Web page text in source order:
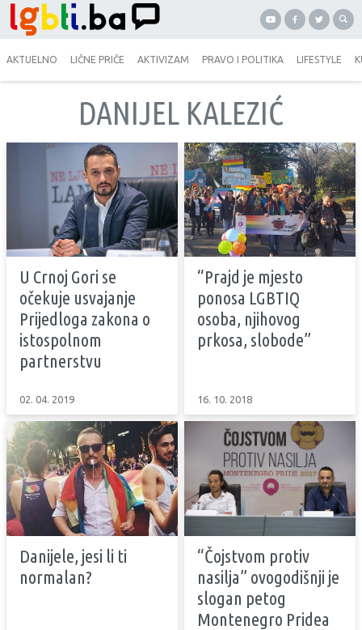
AKTUELNO LIČNE PRIČE AKTIVIZAM PRAVO I POLITIKA LIFESTYLE
DANIJEL KALEZIĆ
U Crnoj Gori se
očekuje usvajanje
Prijedloga zakona o
istospolnom
partnerstvu
02. 04. 2019
“Prajd je mjesto
ponosa LGBTIQ
osoba, njihovog
prkosa, slobode”
16. 10. 2018
Danijele, jesi li ti
normalan?
“Čojstvom protiv
nasilja” ovogodišnji je
slogan petog
Montenegro Pridea